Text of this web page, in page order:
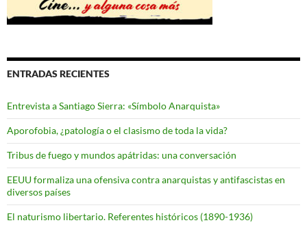
ENTRADAS RECIENTES
Entrevista a Santiago Sierra: «Símbolo Anarquista»
Aporofobia, ¿patología o el clasismo de toda la vida?
Tribus de fuego y mundos apátridas: una conversación
EEUU formaliza una ofensiva contra anarquistas y antifascistas en
diversos países
El naturismo libertario. Referentes históricos (1890-1936)